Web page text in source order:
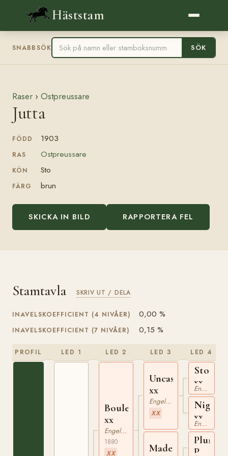
Häststam
SNABBSÖK SÖK
Raser › Ostpreussare
Jutta
FÖDD 1903
RAS Ostpreussare
KÖN Sto
FÄRG brun
SKICKA IN BILD RAPPORTERA FEL
Stamtavla SKRIV UT / DELA
INAVELSKOEFFICIENT (4 NIVÅER) 0,00 %
INAVELSKOEFFICIENT (7 NIVÅER) 0,15 %
PROFIL LED 1 LED 2
Boulevard
xx
Engelskt Fullblod
1880
XX
LED 3
Uncas
xx
Engelskt Fullblod
XX
Madeline
LED 4
xx
Engelskt Fullblod
xx
Engelskt Fullblod
Plum